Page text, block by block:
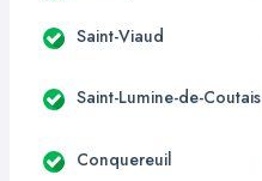
Saint-Viaud
Saint-Lumine-de-Coutais
Conquereuil